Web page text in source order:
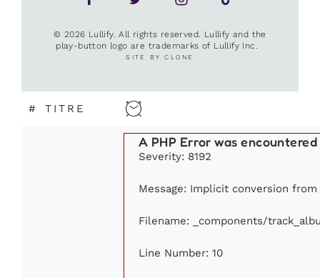
© 2026 Lullify. All rights reserved. Lullify and the
play-button logo are trademarks of Lullify Inc.
SITE BY CLONE
# TITRE
A PHP Error was encountered
Severity: 8192
Message: Implicit conversion
Filename: _components/
Line Number: 10